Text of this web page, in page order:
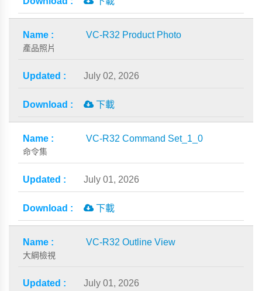
VC-R32 Product Photo
產品照片
July 02, 2026
下載
VC-R32 Command Set_1_0
命令集
July 01, 2026
下載
VC-R32 Outline View
大綱檢視
July 01, 2026